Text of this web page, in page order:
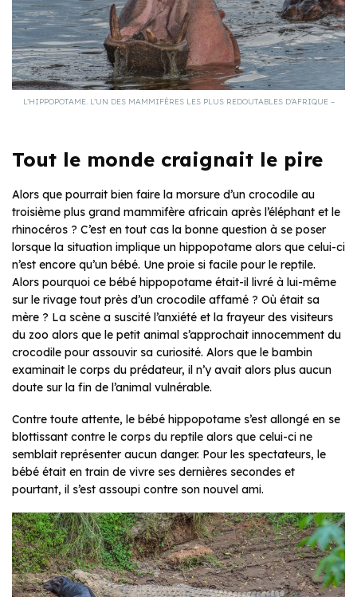
L’HIPPOPOTAME. L’UN DES MAMMIFÈRES LES PLUS REDOUTABLES D’AFRIQUE –
Tout le monde craignait le pire
Alors que pourrait bien faire la morsure d’un crocodile au
troisième plus grand mammifère africain après l’éléphant et le
rhinocéros ? C’est en tout cas la bonne question à se poser
lorsque la situation implique un hippopotame alors que celui-ci
n’est encore qu’un bébé. Une proie si facile pour le reptile.
Alors pourquoi ce bébé hippopotame était-il livré à lui-même
sur le rivage tout près d’un crocodile affamé ? Où était sa
mère ? La scène a suscité l’anxiété et la frayeur des visiteurs
du zoo alors que le petit animal s’approchait innocemment du
crocodile pour assouvir sa curiosité. Alors que le bambin
examinait le corps du prédateur, il n’y avait alors plus aucun
doute sur la fin de l’animal vulnérable.
Contre toute attente, le bébé hippopotame s’est allongé en se
blottissant contre le corps du reptile alors que celui-ci ne
semblait représenter aucun danger. Pour les spectateurs, le
bébé était en train de vivre ses dernières secondes et
pourtant, il s’est assoupi contre son nouvel ami.